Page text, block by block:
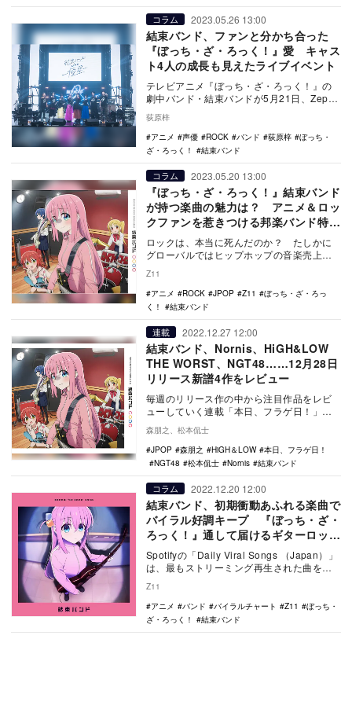
コラム 2023.05.26 13:00
結束バンド、ファンと分かち合った
『ぼっち・ざ・ろっく！』愛 キャス
ト4人の成長も見えたライブイベント
テレビアニメ『ぼっち・ざ・ろっく！』の
劇中バンド・結束バンドが5月21日、Zepp
Haneda (TOKYO)にてライブイベン…
荻原梓
アニメ
声優 ROCK バンド 荻原梓
ぼっち・
ざ・ろっく！
結束バンド
コラム 2023.05.20 13:00
『ぼっち・ざ・ろっく！』結束バンド
が持つ楽曲の魅力は？ アニメ＆ロッ
クファンを惹きつける邦楽バンド特有
の“青臭いエモさ”
ロックは、本当に死んだのか？ たしかに
グローバルではヒップホップの音楽売上
日本においてもD…
Z11
アニメ
ROCK JPOP Z11
ぼっち・ざ・ろっ
く！
結束バンド
連載 2022.12.27 12:00
結束バンド、Nornis、HiGH&LOW
THE WORST、NGT48……12月28日
リリース新譜4作をレビュー
毎週のリリース作の中から注目作品をレビ
ューしていく連載「本日、フラゲ日！」。
2022年最後となる今回は12月28日リリース
の結束…
森朋之、松本侃士
JPOP
森朋之 HiGH＆LOW
本日、フラゲ日！
NGT48
松本侃士 Nornis 結束バンド
コラム 2022.12.20 12:00
結束バンド、初期衝動あふれる楽曲で
バイラル好調キープ 『ぼっち・ざ・
ろっく！』通して届けるギターロック
の煌めき
Spotifyの「Daily Viral Songs （Japan）」
は、最もストリーミング再生された曲をラ
Z11
アニメ
バンド バイラルチャート Z11
ぼっち・
ざ・ろっく！
結束バンド